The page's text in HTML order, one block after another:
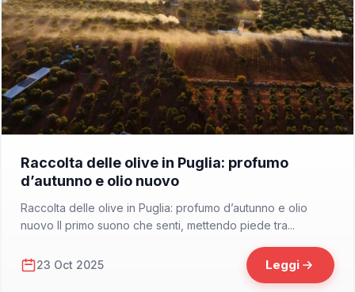
Raccolta delle olive in Puglia: profumo
d’autunno e olio nuovo
Raccolta delle olive in Puglia: profumo d’autunno e olio
nuovo Il primo suono che senti, mettendo piede tra...
23 Oct 2025 Leggi